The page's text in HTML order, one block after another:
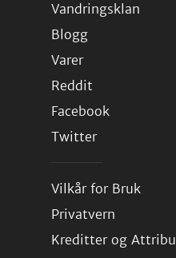
Vandringsklan
Blogg
Varer
Reddit
Facebook
Twitter
Vilkår for Bruk
Privatvern
Kreditter og